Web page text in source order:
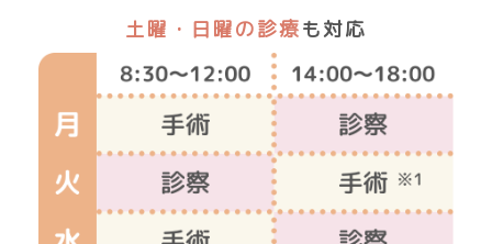
土曜・日曜の診療も対応